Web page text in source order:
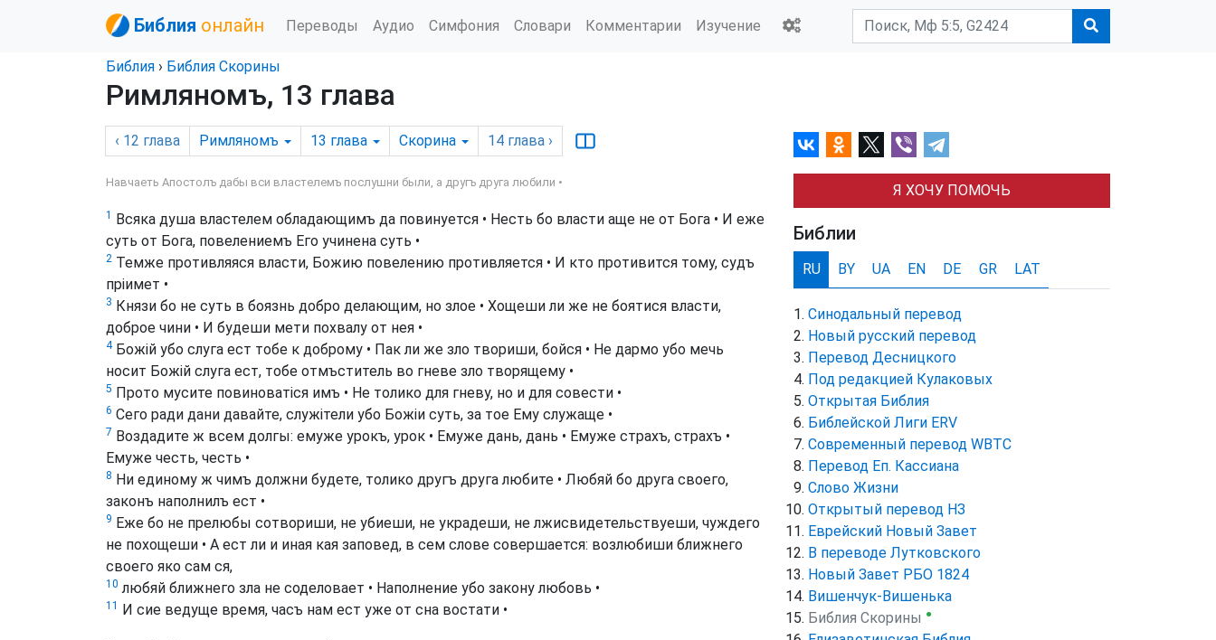
Библия онлайн Переводы Аудио Симфония Словари Комментарии Изучение
Библия › Библия Скорины
Римляномъ, 13 глава
‹ 12 глава Римляномъ 13 глава Скорина 14 глава ›
Навчаеть Апостолъ дабы вси властелемъ послушни были, а другъ друга любили •
1
Всяка душа властелем обладающимъ да повинуется • Несть бо власти аще не от Бога • И еже
суть от Бога, повелениемъ Его учинена суть •
2 Темже противляяся власти, Божию повелению противляется • И кто противится тому, судъ
пріимет •
3 Князи бо не суть в боязнь добро делающим, но злое • Хощеши ли же не боятися власти,
доброе чини • И будеши мети похвалу от нея •
4Божій убо слуга ест тобе к доброму • Пак ли же зло твориши, бойся • Не дармо убо мечь
носит Божій слуга ест, тобе отмъститель во гневе зло творящему •
5 Прото мусите повиноватіся имъ • Не толико для гневу, но и для совести •
6 Сего ради дани давайте, служітели убо Божіи суть, за тое Ему служаще •
7 Воздадите ж всем долгы: емуже урокъ, урок • Емуже дань, дань • Емуже страхъ, страхъ •
Емуже честь, честь •
8 Ни единому ж чимъ должни будете, толико другъ друга любите • Любяй бо друга своего,
законъ наполнилъ ест •
9 Еже бо не прелюбы сотвориши, не убиеши, не украдеши, не лжисвидетельствуеши, чуждего
не похощеши • А ест ли и иная кая заповед, в сем слове совершается: возлюбиши ближнего
своего яко сам ся,
10 любяй ближнего зла не соделовает • Наполнение убо закону любовь •
11 И сие ведуще время, часъ нам ест уже от сна востати •
Я ХОЧУ ПОМОЧЬ
Библии
RU BY UA EN DE GR LAT
Синодальный перевод
Новый русский перевод
Перевод Десницкого
Под редакцией Кулаковых
Открытая Библия
Библейской Лиги ERV
Cовременный перевод WBTC
Перевод Еп. Кассиана
Слово Жизни
Открытый перевод НЗ
Еврейский Новый Завет
В переводе Лутковского
Новый Завет РБО 1824
Вишенчук-Вишенька
Библия Скорины ●